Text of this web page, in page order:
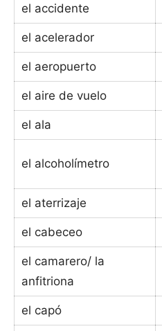
el accidente
el acelerador
el aeropuerto
el aire de vuelo
el ala
el alcoholímetro
el aterrizaje
el cabeceo
el camarero/ la
anfitriona
el capó